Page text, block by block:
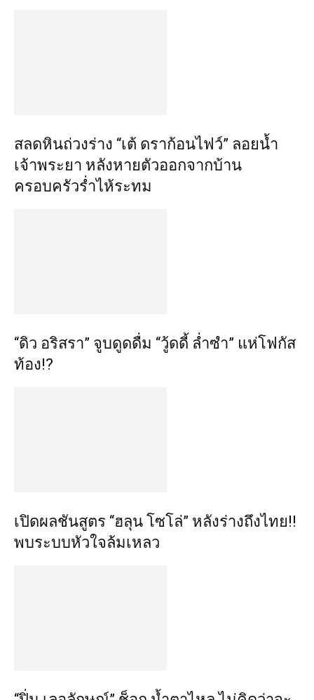
สลดหินถ่วงร่าง “เต้ ดราก้อนไฟว์” ลอยน้ำ
เจ้าพระยา หลังหายตัวออกจากบ้าน
ครอบครัวร่ำไห้ระทม
“ดิว อริสรา” จูบดูดดื่ม “วู้ดดี้ ล่ำซำ” แห่โฟกัส
ท้อง!?
เปิดผลชันสูตร “ฮลุน โซโล่” หลังร่างถึงไทย!!
พบระบบหัวใจล้มเหลว